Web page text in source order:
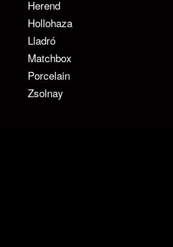
Herend
Hollohaza
Lladró
Matchbox
Porcelain
Zsolnay